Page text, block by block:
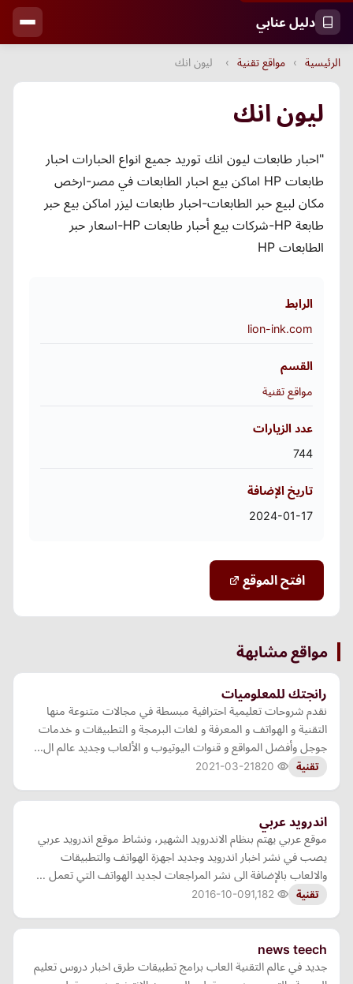
دليل عنابي
الرئيسية › مواقع تقنية › ليون انك
ليون انك
"احبار طابعات ليون انك توريد جميع انواع الحبارات احبار
طابعات HP اماكن بيع احبار الطابعات في مصر-ارخص
مكان لبيع حبر الطابعات-احبار طابعات ليزر اماكن بيع حبر
طابعة HP-شركات بيع أحبار طابعات HP-اسعار حبر
الطابعات HP
الرابط
lion-ink.com
القسم
مواقع تقنية
عدد الزيارات
744
تاريخ الإضافة
2024-01-17
افتح الموقع
مواقع مشابهة
رانجتك للمعلوميات
نقدم شروحات تعليمية احترافية مبسطة في مجالات متنوعة منها
التقنية و الهواتف و المعرفة و لغات البرمجة و التطبيقات و خدمات
جوجل وأفضل المواقع و قنوات اليوتيوب و الألعاب وجديد عالم ال…
تقنية 2021-03-21
اندرويد عربي
موقع عربي يهتم بنظام الاندرويد الشهير، ونشاط موقع اندرويد عربي
يصب في نشر اخبار اندرويد وجديد اجهزة الهواتف والتطبيقات
والالعاب بالإضافة الى نشر المراجعات لجديد الهواتف التي تعمل …
تقنية 2016-10-09
news teech
جديد في عالم التقنية العاب برامج تطبيقات طرق اخبار دروس تعليم